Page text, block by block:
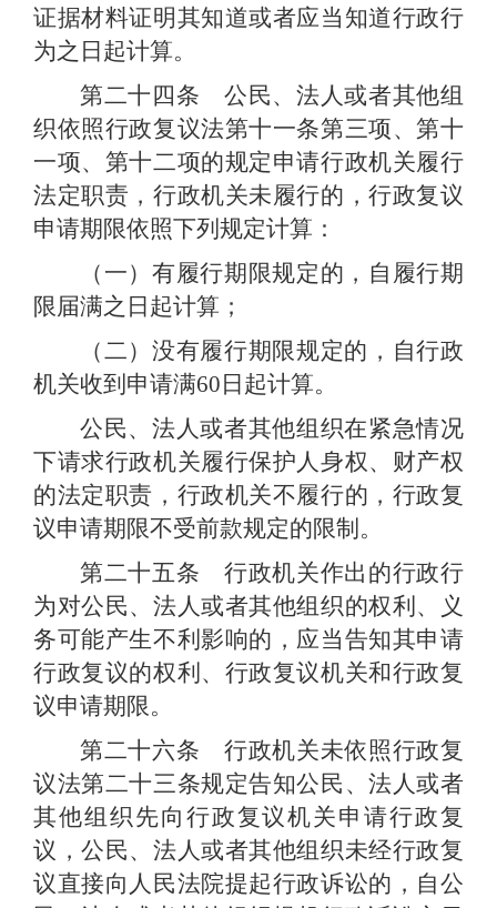
证据材料证明其知道或者应当知道行政行
为之日起计算。
第二十四条 公民、法人或者其他组
织依照行政复议法第十一条第三项、第十
一项、第十二项的规定申请行政机关履行
法定职责，行政机关未履行的，行政复议
申请期限依照下列规定计算：
（一）有履行期限规定的，自履行期
限届满之日起计算；
（二）没有履行期限规定的，自行政
机关收到申请满60 日起计算。
公民、法人或者其他组织在紧急情况
下请求行政机关履行保护人身权、财产权
的法定职责，行政机关不履行的，行政复
议申请期限不受前款规定的限制。
第二十五条 行政机关作出的行政行
为对公民、法人或者其他组织的权利、义
务可能产生不利影响的，应当告知其申请
行政复议的权利、行政复议机关和行政复
议申请期限。
第二十六条 行政机关未依照行政复
议法第二十三条规定告知公民、法人或者
其他组织先向行政复议机关申请行政复
议，公民、法人或者其他组织未经行政复
议直接向人民法院提起行政诉讼的，自公